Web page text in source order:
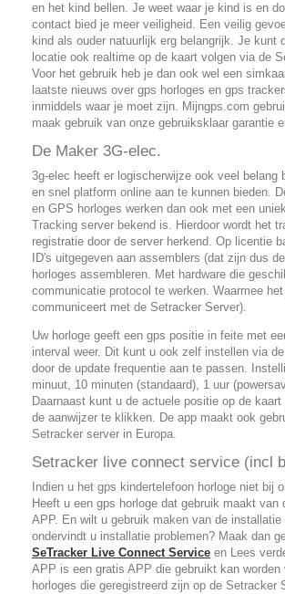
en het kind bellen. Je weet waar je kind is en
contact bied je meer veiligheid. Een veilig
kind als ouder natuurlijk erg belangrijk. Je kunt
locatie ook realtime op de kaart volgen via de
Voor het gebruik heb je dan ook wel een
laatste nieuws over gps horloges en gps
inmiddels waar je moet zijn. Mijngps.com
maak gebruik van onze gebruiksklaar garantie
De Maker 3G-elec.
3g-elec heeft er logischerwijze ook veel belang
en snel platform online aan te kunnen bieden.
en GPS horloges werken dan ook met een
Tracking server bekend is. Hierdoor wordt het
registratie door de server herkend. Op licentie
ID's uitgegeven aan assemblers (dat zijn dus
horloges assembleren. Met hardware die
communicatie protocol te werken. Waarmee
communiceert met de Setracker Server).
Uw horloge geeft een gps positie in feite met
interval weer. Dit kunt u ook zelf instellen via
door de update frequentie aan te passen.
minuut, 10 minuten (standaard), 1 uur
Daarnaast kunt u de actuele positie op de kaart
de aanwijzer te klikken. De app maakt ook
Setracker server in Europa.
Setracker live connect service (incl
Indien u het gps kindertelefoon horloge niet bij
Heeft u een gps horloge dat gebruik maakt van
APP. En wilt u gebruik maken van de
ondervindt u installatie problemen? Maak dan
SeTracker Live Connect Service en Lees
APP is een gratis APP die gebruikt kan worden
horloges die geregistreerd zijn op de Setracker